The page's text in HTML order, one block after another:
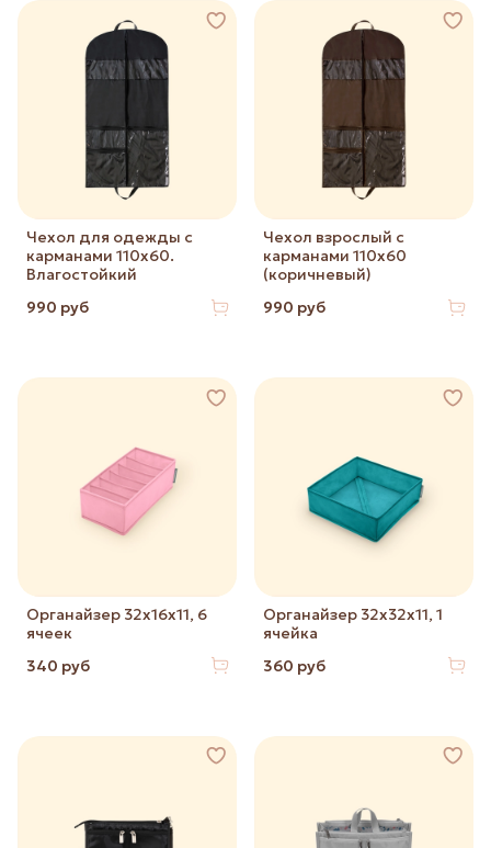
Чехол для одежды с
карманами 110х60.
Влагостойкий
990 руб
Чехол взрослый с
карманами 110х60
(коричневый)
990 руб
Органайзер 32х16х11, 6
ячеек
340 руб
Органайзер 32х32х11, 1
ячейка
360 руб